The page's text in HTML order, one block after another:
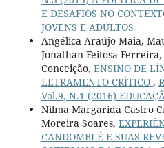
E DESAFIOS NO
JOVENS E ADULTOS
Angélica Araújo Maia,
Jonathan Feitosa
Conceição, ENSINO DE
LETRAMENTO CRÍTICO ,
Vol.9, N.1 (2016)
Nilma Margarida Castro
Moreira Soares,
CANDOMBLÉ E SUAS